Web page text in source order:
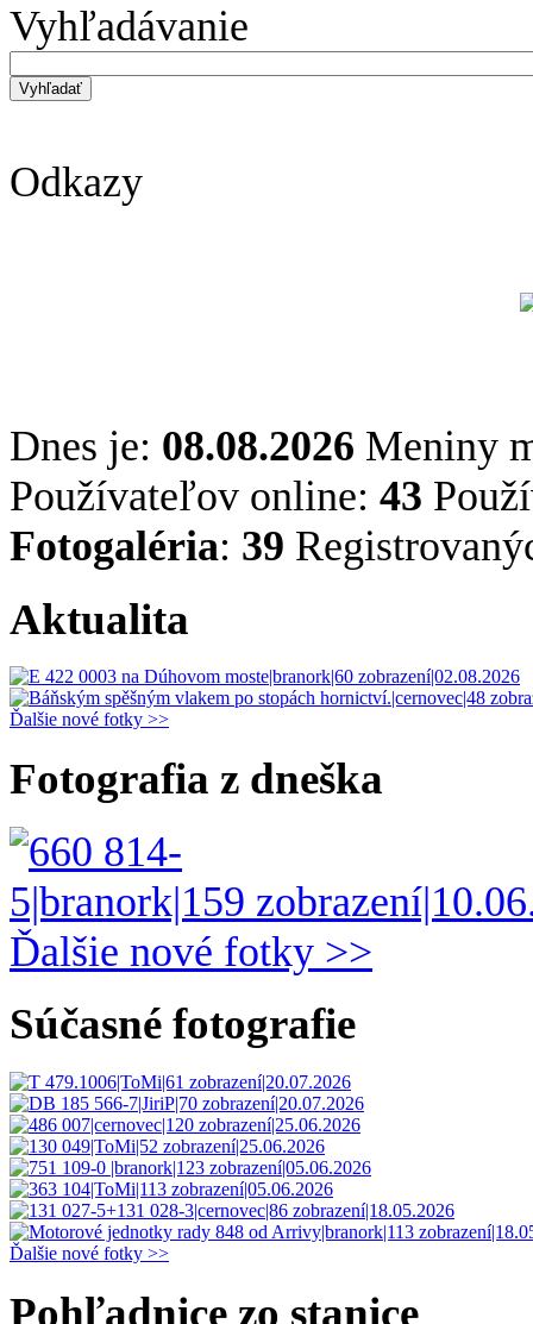
Vyhľadávanie
Odkazy
Dnes je: 08.08.2026 Meniny
Používateľov online: 43
Fotogaléria: 39
Aktualita
Ďalšie nové fotky >>
Fotografia z dneška
Ďalšie nové fotky >>
Súčasné fotografie
Ďalšie nové fotky >>
Pohľadnice zo stanice